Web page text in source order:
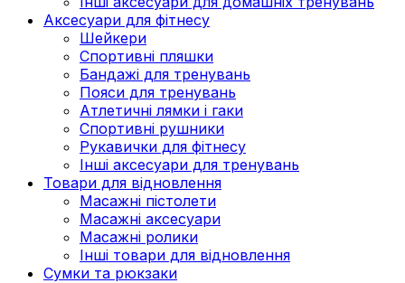
Аксесуари для фітнесу
Шейкери
Спортивні пляшки
Бандажі для тренувань
Пояси для тренувань
Атлетичні лямки і гаки
Спортивні рушники
Рукавички для фітнесу
Інші аксесуари для тренувань
Товари для відновлення
Масажні пістолети
Масажні аксесуари
Масажні ролики
Інші товари для відновлення
Сумки та рюкзаки